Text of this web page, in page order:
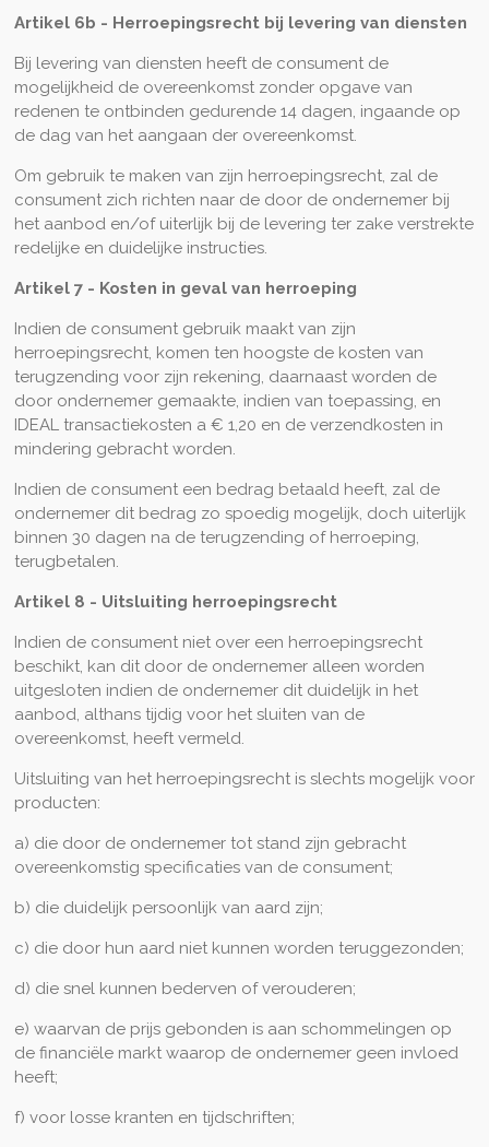
Artikel 6b - Herroepingsrecht bij levering van diensten
Bij levering van diensten heeft de consument de
mogelijkheid de overeenkomst zonder opgave van
redenen te ontbinden gedurende 14 dagen, ingaande op
de dag van het aangaan der overeenkomst.
Om gebruik te maken van zijn herroepingsrecht, zal de
consument zich richten naar de door de ondernemer bij
het aanbod en/of uiterlijk bij de levering ter zake verstrekte
redelijke en duidelijke instructies.
Artikel 7 - Kosten in geval van herroeping
Indien de consument gebruik maakt van zijn
herroepingsrecht, komen ten hoogste de kosten van
terugzending voor zijn rekening, daarnaast worden de
door ondernemer gemaakte, indien van toepassing, en
IDEAL transactiekosten a € 1,20 en de verzendkosten in
mindering gebracht worden.
Indien de consument een bedrag betaald heeft, zal de
ondernemer dit bedrag zo spoedig mogelijk, doch uiterlijk
binnen 30 dagen na de terugzending of herroeping,
terugbetalen.
Artikel 8 - Uitsluiting herroepingsrecht
Indien de consument niet over een herroepingsrecht
beschikt, kan dit door de ondernemer alleen worden
uitgesloten indien de ondernemer dit duidelijk in het
aanbod, althans tijdig voor het sluiten van de
overeenkomst, heeft vermeld.
Uitsluiting van het herroepingsrecht is slechts mogelijk voor
producten:
a) die door de ondernemer tot stand zijn gebracht
overeenkomstig specificaties van de consument;
b) die duidelijk persoonlijk van aard zijn;
c) die door hun aard niet kunnen worden teruggezonden;
d) die snel kunnen bederven of verouderen;
e) waarvan de prijs gebonden is aan schommelingen op
de financiële markt waarop de ondernemer geen invloed
heeft;
f) voor losse kranten en tijdschriften;